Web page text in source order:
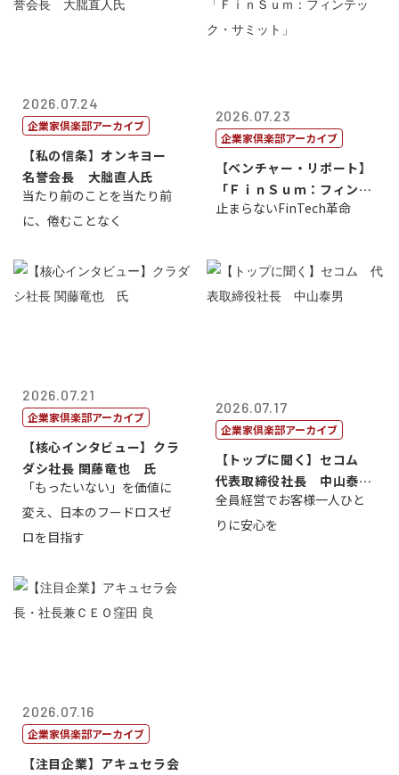
2026.07.24
企業家倶楽部アーカイブ
【私の信条】オンキヨー
名誉会長 大朏直人氏
当たり前のことを当たり前
に、倦むことなく
2026.07.23
企業家倶楽部アーカイブ
【ベンチャー・リポート】
「ＦｉｎＳｕｍ：フィンテ
ック・サミッ...
止まらないFinTech革命
2026.07.21
企業家倶楽部アーカイブ
【核心インタビュー】クラ
ダシ社長 関藤竜也 氏
「もったいない」を価値に
変え、日本のフードロスゼ
ロを目指す
2026.07.17
企業家倶楽部アーカイブ
【トップに聞く】セコム
代表取締役社長 中山泰
男
全員経営でお客様一人ひと
りに安心を
2026.07.16
企業家倶楽部アーカイブ
【注目企業】アキュセラ会